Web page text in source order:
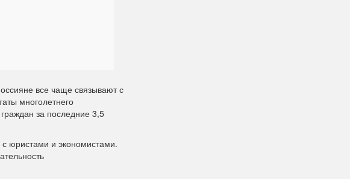
все чаще связывают с
многолетнего
за последние 3,5
юристами и экономистами.